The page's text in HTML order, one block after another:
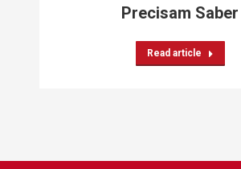
Precisam Saber
Read article